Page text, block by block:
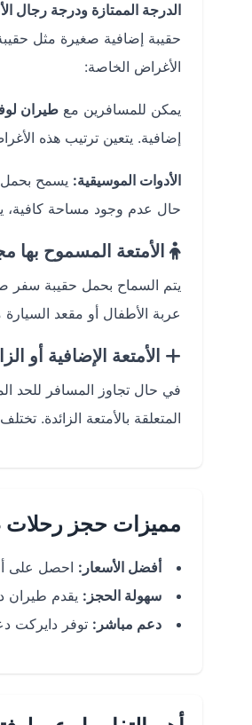
الدرجة الممتازة ودرجة رجال
حقيبة إضافية صغيرة مثل
الأغراض الخاصة:
يمكن للمسافرين مع طيران
إضافية. يتعين ترتيب هذه
الأدوات الموسيقية: يسمح بحمل
حال عدم وجود مساحة كافية،
الأمتعة المسموح بها
يتم السماح بحمل حقيبة سفر
عربة الأطفال أو مقعد السيارة
الأمتعة الإضافية أو
في حال تجاوز المسافر للحد
المتعلقة بالأمتعة الزائدة.
مميزات حجز رحلات
أفضل الأسعار: احصل على
سهولة الحجز: يقدم طيران
دعم مباشر: توفر دايركت